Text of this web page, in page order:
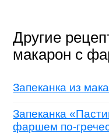
Другие
макарон с
Запеканка из
Запеканка
фаршем по-